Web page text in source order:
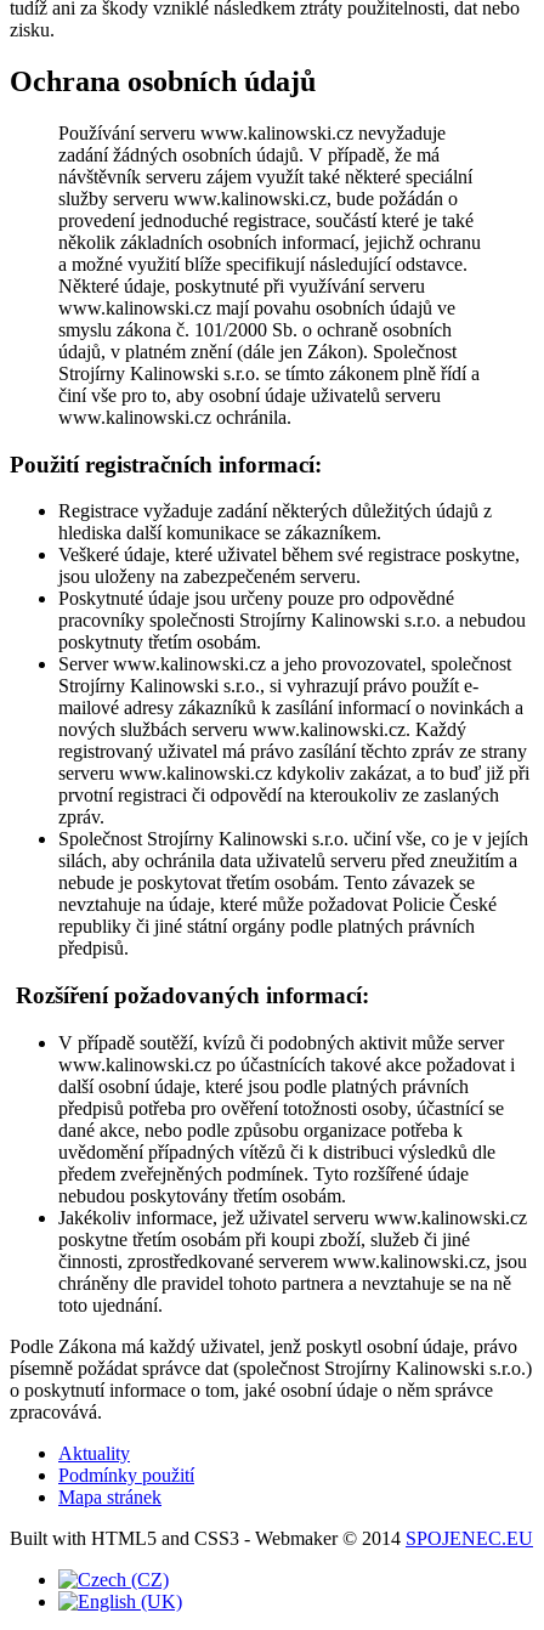
tudíž ani za škody vzniklé následkem ztráty použitelnosti, dat nebo
zisku.
Ochrana osobních údajů
Používání serveru www.kalinowski.cz nevyžaduje
zadání žádných osobních údajů. V případě, že má
návštěvník serveru zájem využít také některé speciální
služby serveru www.kalinowski.cz, bude požádán o
provedení jednoduché registrace, součástí které je také
několik základních osobních informací, jejichž ochranu
a možné využití blíže specifikují následující odstavce.
Některé údaje, poskytnuté při využívání serveru
www.kalinowski.cz mají povahu osobních údajů ve
smyslu zákona č. 101/2000 Sb. o ochraně osobních
údajů, v platném znění (dále jen Zákon). Společnost
Strojírny Kalinowski s.r.o. se tímto zákonem plně řídí a
činí vše pro to, aby osobní údaje uživatelů serveru
www.kalinowski.cz ochránila.
Použití registračních informací:
Registrace vyžaduje zadání některých důležitých údajů z
hlediska další komunikace se zákazníkem.
Veškeré údaje, které uživatel během své registrace poskytne,
jsou uloženy na zabezpečeném serveru.
Poskytnuté údaje jsou určeny pouze pro odpovědné
pracovníky společnosti Strojírny Kalinowski s.r.o. a nebudou
poskytnuty třetím osobám.
Server www.kalinowski.cz a jeho provozovatel, společnost
Strojírny Kalinowski s.r.o., si vyhrazují právo použít e-
mailové adresy zákazníků k zasílání informací o novinkách a
nových službách serveru www.kalinowski.cz. Každý
registrovaný uživatel má právo zasílání těchto zpráv ze strany
serveru www.kalinowski.cz kdykoliv zakázat, a to buď již při
prvotní registraci či odpovědí na kteroukoliv ze zaslaných
zpráv.
Společnost Strojírny Kalinowski s.r.o. učiní vše, co je v jejích
silách, aby ochránila data uživatelů serveru před zneužitím a
nebude je poskytovat třetím osobám. Tento závazek se
nevztahuje na údaje, které může požadovat Policie České
republiky či jiné státní orgány podle platných právních
předpisů.
Rozšíření požadovaných informací:
V případě soutěží, kvízů či podobných aktivit může server
www.kalinowski.cz po účastnících takové akce požadovat i
další osobní údaje, které jsou podle platných právních
předpisů potřeba pro ověření totožnosti osoby, účastnící se
dané akce, nebo podle způsobu organizace potřeba k
uvědomění případných vítězů či k distribuci výsledků dle
předem zveřejněných podmínek. Tyto rozšířené údaje
nebudou poskytovány třetím osobám.
Jakékoliv informace, jež uživatel serveru www.kalinowski.cz
poskytne třetím osobám při koupi zboží, služeb či jiné
činnosti, zprostředkované serverem www.kalinowski.cz, jsou
chráněny dle pravidel tohoto partnera a nevztahuje se na ně
toto ujednání.
Podle Zákona má každý uživatel, jenž poskytl osobní údaje, právo
písemně požádat správce dat (společnost Strojírny Kalinowski s.r.o.)
o poskytnutí informace o tom, jaké osobní údaje o něm správce
zpracovává.
Aktuality
Podmínky použití
Mapa stránek
Built with HTML5 and CSS3 - Webmaker © 2014 SPOJENEC.EU